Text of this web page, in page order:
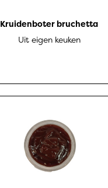
Kruidenboter bruchetta
Uit eigen keuken